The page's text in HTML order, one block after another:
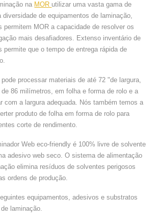
na MOR utilizar uma vasta gama de
de equipamentos de laminação,
permitem MOR a capacidade de resolver os
mais desafiadores. Extenso inventário de
permite que o tempo de entrega rápida de
processar materiais de até 72 "de largura,
86 milímetros, em folha e forma de rolo e a
com a largura adequada. Nós também temos a
produto de folha em forma de rolo para
corte de rendimento.
Web eco-friendly é 100% livre de solvente
adesivo web seco. O sistema de alimentação
elimina resíduos de solventes perigosos
ordens de produção.
equipamentos, adesivos e substratos
laminação.